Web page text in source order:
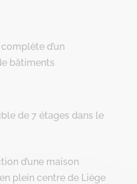
d’un
bâtiments
de 7 étages dans le
d’une maison
plein centre de Liège